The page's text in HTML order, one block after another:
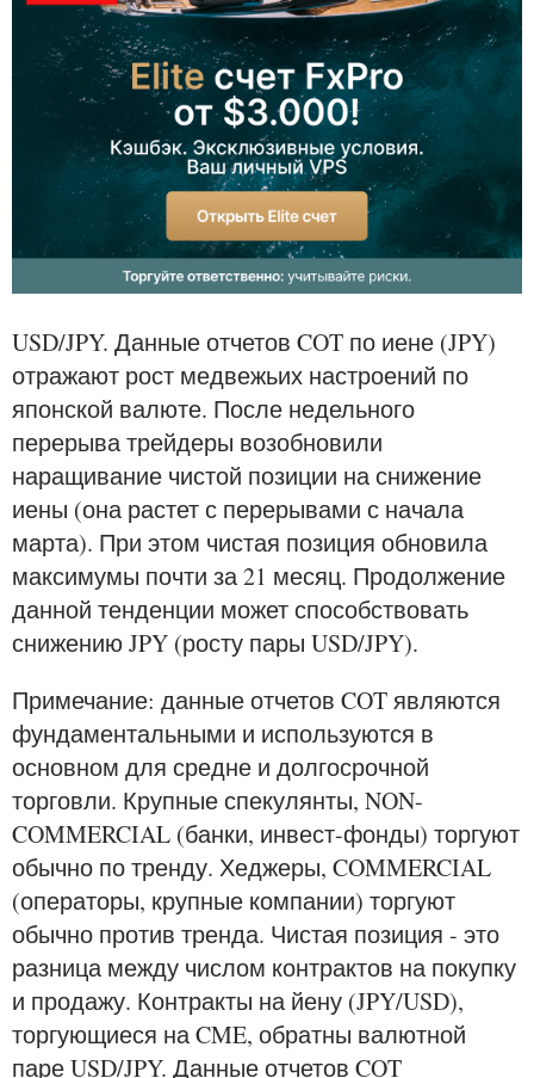
USD/JPY. Данные отчетов COT по иене (JPY)
отражают рост медвежьих настроений по
японской валюте. После недельного
перерыва трейдеры возобновили
наращивание чистой позиции на снижение
иены (она растет с перерывами с начала
марта). При этом чистая позиция обновила
максимумы почти за 21 месяц. Продолжение
данной тенденции может способствовать
снижению JPY (росту пары USD/JPY).
Примечание: данные отчетов COT являются
фундаментальными и используются в
основном для средне и долгосрочной
торговли. Крупные спекулянты, NON-
COMMERCIAL (банки, инвест-фонды) торгуют
обычно по тренду. Хеджеры, COMMERCIAL
(операторы, крупные компании) торгуют
обычно против тренда. Чистая позиция - это
разница между числом контрактов на покупку
и продажу. Контракты на йену (JPY/USD),
торгующиеся на CME, обратны валютной
паре USD/JPY. Данные отчетов COT